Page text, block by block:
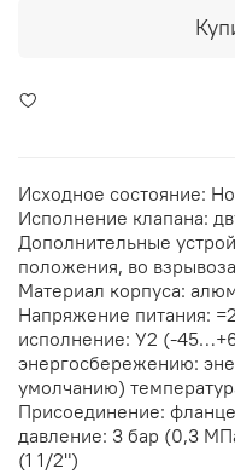
Исходное состояние:
Исполнение клапана:
Дополнительные
положения, во
Материал корпуса:
Напряжение питания:
исполнение: У2 (-
энергосбережению:
умолчанию)
Присоединение:
давление: 3 бар (0,3
(1 1/2")